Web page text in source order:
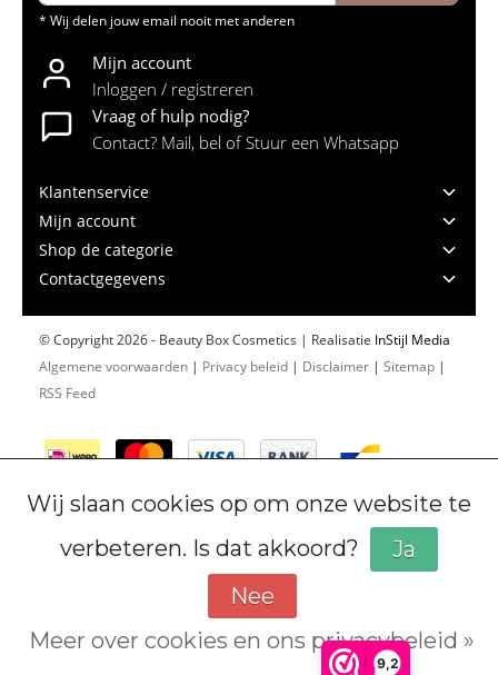
9,2
* Wij delen jouw email nooit met anderen
Mijn account
Inloggen / registreren
Vraag of hulp nodig?
Contact? Mail, bel of Stuur een Whatsapp
Klantenservice
Mijn account
Shop de categorie
Contactgegevens
© Copyright 2026 - Beauty Box Cosmetics | Realisatie InStijl Media
Algemene voorwaarden | Privacy beleid | Disclaimer | Sitemap |
RSS Feed
Wij slaan cookies op om onze website te
verbeteren. Is dat akkoord?
Ja
Nee
Meer over cookies en ons privacybeleid »